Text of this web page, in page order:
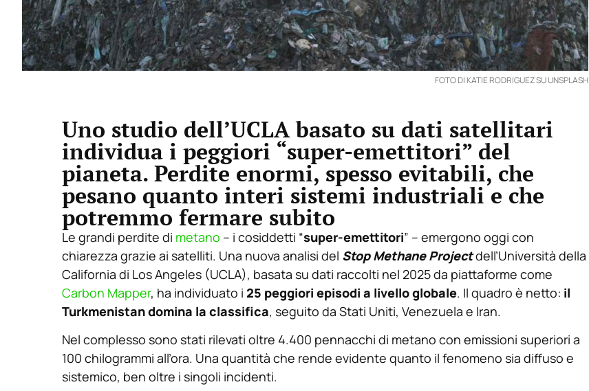
FOTO DI KATIE RODRIGUEZ SU UNSPLASH
Uno studio dell’UCLA basato su dati satellitari
individua i peggiori “super-emettitori” del
pianeta. Perdite enormi, spesso evitabili, che
pesano quanto interi sistemi industriali e che
potremmo fermare subito
Le grandi perdite di metano – i cosiddetti “super-emettitori” – emergono oggi con
chiarezza grazie ai satelliti. Una nuova analisi del Stop Methane Projectdell’Università della
California di Los Angeles (UCLA), basata su dati raccolti nel 2025 da piattaforme come
Carbon Mapper, ha individuato i 25 peggiori episodi a livello globale. Il quadro è netto: il
Turkmenistan domina la classifica, seguito da Stati Uniti, Venezuela e Iran.
Nel complesso sono stati rilevati oltre 4.400 pennacchi di metano con emissioni superiori a
100 chilogrammi all’ora. Una quantità che rende evidente quanto il fenomeno sia diffuso e
sistemico, ben oltre i singoli incidenti.